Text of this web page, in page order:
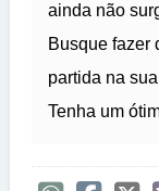
ainda não
Busque fazer
partida na
Tenha um